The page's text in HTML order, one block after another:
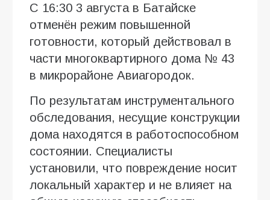
С 16:30 3 августа в Батайске
отменён режим повышенной
готовности, который действовал в
части многоквартирного дома № 43
в микрорайоне Авиагородок.
По результатам инструментального
обследования, несущие конструкции
дома находятся в работоспособном
состоянии. Специалисты
установили, что повреждение носит
локальный характер и не влияет на